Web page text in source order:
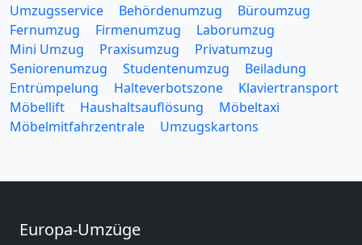
Umzugsservice Behördenumzug
Büroumzug
Fernumzug
Firmenumzug
Laborumzug
Mini Umzug
Praxisumzug
Privatumzug
Seniorenumzug
Studentenumzug
Beiladung
Entrümpelung
Halteverbotszone
Klaviertransport
Möbellift
Haushaltsauflösung
Möbeltaxi
Möbelmitfahrzentrale
Umzugskartons
Europa-Umzüge